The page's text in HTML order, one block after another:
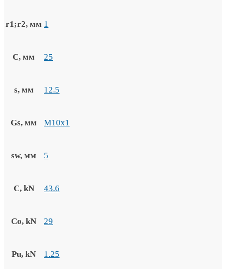
r1;r2, мм 1
C, мм 25
s, мм 12.5
Gs, мм M10x1
sw, мм 5
C, kN 43.6
Co, kN 29
Pu, kN 1.25